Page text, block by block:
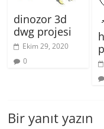
dinozor 3d
dwg projesi
Ekim 29, 2020
0
Bir yanıt yazın